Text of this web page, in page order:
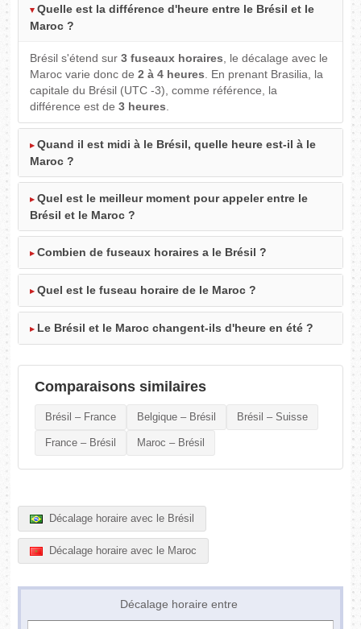
Quelle est la différence d'heure entre le Brésil et le
Maroc ?
Brésil s'étend sur3 fuseaux horaires, le décalage avec le
Maroc varie donc de2 à 4 heures. En prenant Brasilia, la
capitale du Brésil (UTC -3), comme référence, la
différence est de3 heures.
Quand il est midi à le Brésil, quelle heure est-il à le
Maroc ?
Quel est le meilleur moment pour appeler entre le
Brésil et le Maroc ?
Combien de fuseaux horaires a le Brésil ?
Quel est le fuseau horaire de le Maroc ?
Le Brésil et le Maroc changent-ils d'heure en été ?
Comparaisons similaires
Brésil – France Belgique – Brésil Brésil – Suisse
France – Brésil Maroc – Brésil
Décalage horaire avec le Brésil
Décalage horaire avec le Maroc
Décalage horaire entre